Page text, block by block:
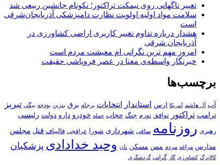
تغییر ناگهانی روی نیمکت تراکتور؛ نکونام جانشین ربیعی شد
سلامت مواد اولیه اولویت نظارت دامپزشکی آذربایجان‌شرقی
است
هشدار درباره تداوم تغییر کاربری اراضی کشاورزی در
آذربایجان شرقی
امروز مهم‌ ترین نگرانی‌ ام معیشت مردم است
خبرنگار واسطه‌ی معنا در عصر فروپاشی حقیقت
برچسب‌ها
آب آل هاشم آمریکا ارس استاندار انتخابات برجام برق بنزین بودجه بیگی تبریز
ترامپ تراکتور توافق تورم جنگ حجاب حمله خودرو دارو دولت رئیسی
رهبری روزنامه ساقی شهرداری شورا عراقچی قالیباف قتل مجلس
مدارس مراغه مردم مس مسکن نان وحید خدادادی پزشکیان
کالابرگ کشاورزی گاز گرانی گردشگری